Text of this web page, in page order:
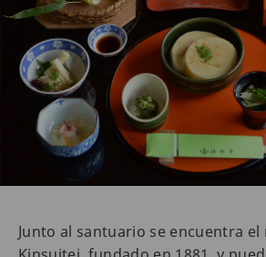
Junto al santuario se encuentra